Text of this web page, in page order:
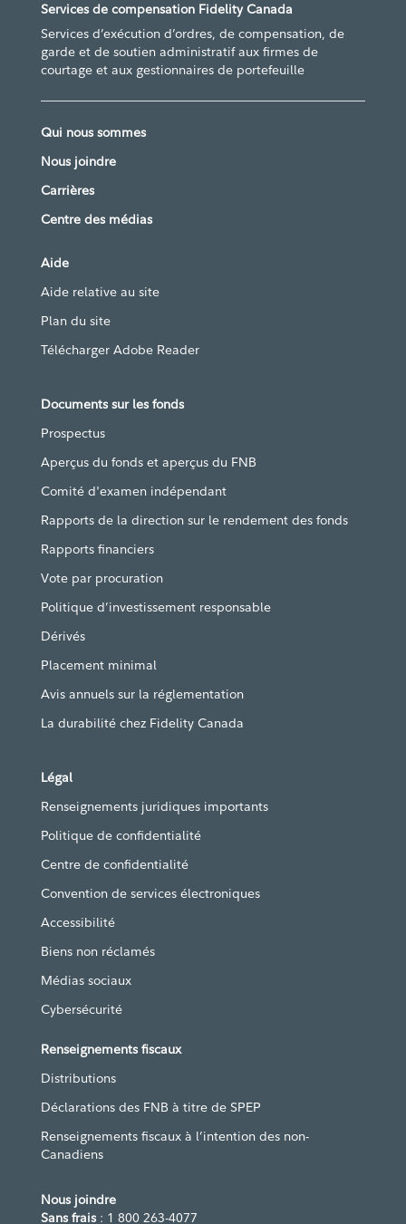
Services de compensation Fidelity Canada
Services d’exécution d’ordres, de compensation, de
garde et de soutien administratif aux firmes de
courtage et aux gestionnaires de portefeuille
Qui nous sommes
Nous joindre
Carrières
Centre des médias
Aide
Aide relative au site
Plan du site
Télécharger Adobe Reader
Documents sur les fonds
Prospectus
Aperçus du fonds et aperçus du FNB
Comité d'examen indépendant
Rapports de la direction sur le rendement des fonds
Rapports financiers
Vote par procuration
Politique d’investissement responsable
Dérivés
Placement minimal
Avis annuels sur la réglementation
La durabilité chez Fidelity Canada
Légal
Renseignements juridiques importants
Politique de confidentialité
Centre de confidentialité
Convention de services électroniques
Accessibilité
Biens non réclamés
Médias sociaux
Cybersécurité
Renseignements fiscaux
Distributions
Déclarations des FNB à titre de SPEP
Renseignements fiscaux à l’intention des non-
Canadiens
Nous joindre
Sans frais: 1 800 263-4077